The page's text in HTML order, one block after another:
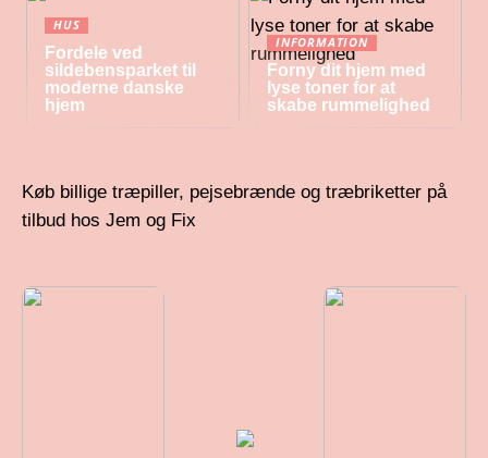
HUS
Fordele ved
sildebensparket til
moderne danske
hjem
INFORMATION
Forny dit hjem med
lyse toner for at
skabe rummelighed
Køb billige træpiller, pejsebrænde og træbriketter på
tilbud hos Jem og Fix